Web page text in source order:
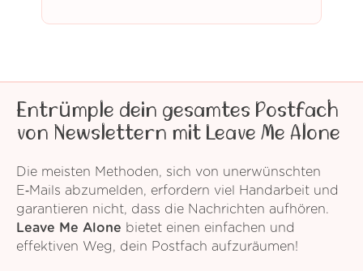
Entrümple dein gesamtes Postfach
von Newslettern mit Leave Me Alone
Die meisten Methoden, sich von unerwünschten
E‑Mails abzumelden, erfordern viel Handarbeit und
garantieren nicht, dass die Nachrichten aufhören.
Leave Me Alone bietet einen einfachen und
effektiven Weg, dein Postfach aufzuräumen!